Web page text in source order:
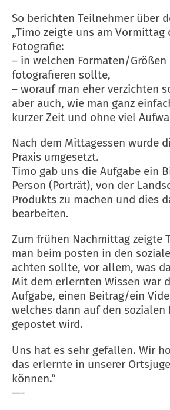
So berichten Teilnehmer über
„Timo zeigte uns am Vormittag
Fotografie:
– in welchen Formaten/Größen
fotografieren sollte,
– worauf man eher verzichten
aber auch, wie man ganz
kurzer Zeit und ohne viel
Nach dem Mittagessen wurde
Praxis umgesetzt.
Timo gab uns die Aufgabe ein
Person (Porträt), von der
Produkts zu machen und dies
bearbeiten.
Zum frühen Nachmittag zeigte
man beim posten in den
achten sollte, vor allem, was
Mit dem erlernten Wissen war
Aufgabe, einen Beitrag/ein
welches dann auf den sozialen
gepostet wird.
Uns hat es sehr gefallen. Wir
das erlernte in unserer
können.“
—-